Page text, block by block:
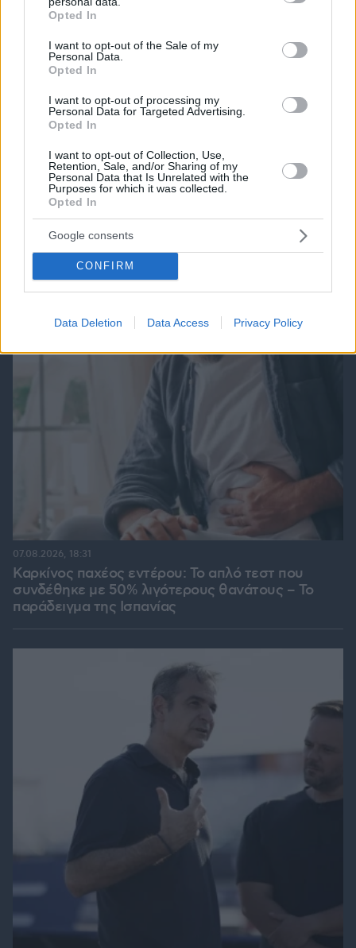
grant or deny consent to Google and its third-party tags to
use your data for below specified purposes in below Google
consent section.
Opted In
I want to opt-out of the Sale of my
Personal Data.
Opted In
I want to opt-out of processing my
Personal Data for Targeted Advertising.
Opted In
I want to opt-out of Collection, Use,
Retention, Sale, and/or Sharing of my
Personal Data that Is Unrelated with the
Purposes for which it was collected.
Opted In
Google consents
CONFIRM
Data Deletion Data Access Privacy Policy
Cut The Rope
ΔΕΙΤΕ ΟΛΑ ΤΑ GAMES
Best of Network
Καρκίνος παχέος εντέρου: Το απλό τεστ που
συνδέθηκε με 50% λιγότερους θανάτους – Το
παράδειγμα της Ισπανίας
07.08.2026, 18:31